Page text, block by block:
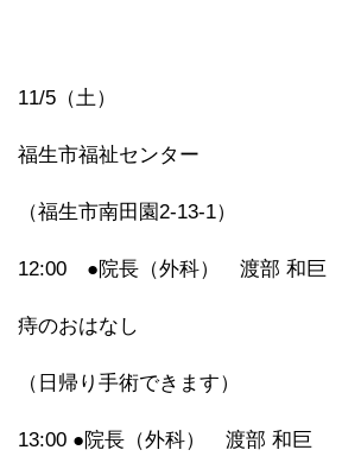
11/5（土）
福生市福祉センター
（福生市南田園2-13-1）
12:00 ●院長（外科） 渡部 和巨
痔のおはなし
（日帰り手術できます）
13:00 ●院長（外科） 渡部 和巨